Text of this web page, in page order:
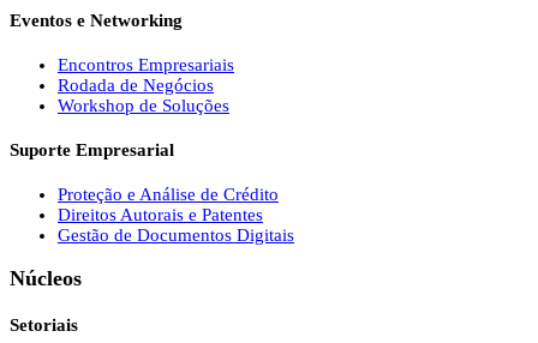
Eventos e Networking
Encontros Empresariais
Rodada de Negócios
Workshop de Soluções
Suporte Empresarial
Proteção e Análise de Crédito
Direitos Autorais e Patentes
Gestão de Documentos Digitais
Núcleos
Setoriais